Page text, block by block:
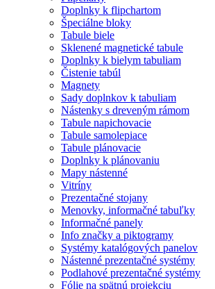
Doplnky k flipchartom
Špeciálne bloky
Tabule biele
Sklenené magnetické tabule
Doplnky k bielym tabuliam
Čistenie tabúl
Magnety
Sady doplnkov k tabuliam
Nástenky s dreveným rámom
Tabule napichovacie
Tabule samolepiace
Tabule plánovacie
Doplnky k plánovaniu
Mapy nástenné
Vitríny
Prezentačné stojany
Menovky, informačné tabuľky
Informačné panely
Info značky a piktogramy
Systémy katalógových panelov
Nástenné prezentačné systémy
Podlahové prezentačné systémy
Fólie na spätnú projekciu